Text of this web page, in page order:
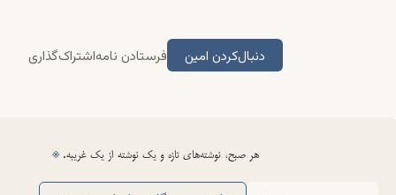
دنبال‌کردن امین فرستادن نامهاشتراک‌گذاری
هر صبح، نوشته‌های تازه و یک نوشته از یک غریبه. ※